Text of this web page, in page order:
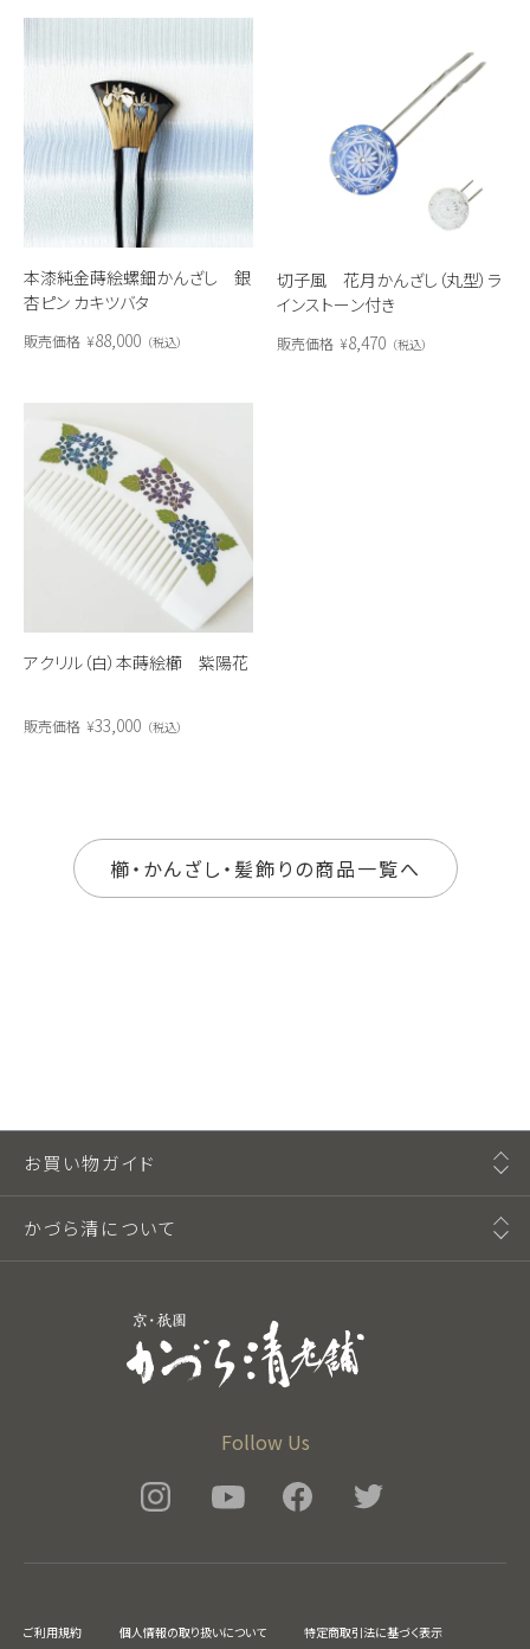
本漆純金蒔絵螺鈿かんざし 銀
杏ピン カキツバタ
販売価格 ¥88,000 税込
切子風 花月かんざし（丸型）ラ
インストーン付き
販売価格 ¥8,470 税込
アクリル（白）本蒔絵櫛 紫陽花
販売価格 ¥33,000 税込
櫛・かんざし・髪飾りの商品一覧へ
Follow Us
お買い物ガイド
かづら清について
ご利用規約 個人情報の取り扱いについて 特定商取引法に基づく表示